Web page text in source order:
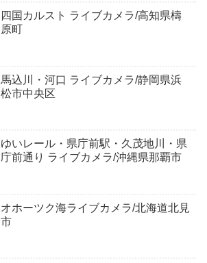
四国カルスト ライブカメラ/高知県檮
原町
馬込川・河口 ライブカメラ/静岡県浜
松市中央区
ゆいレール・県庁前駅・久茂地川・県
庁前通り ライブカメラ/沖縄県那覇市
オホーツク海ライブカメラ/北海道北見
市